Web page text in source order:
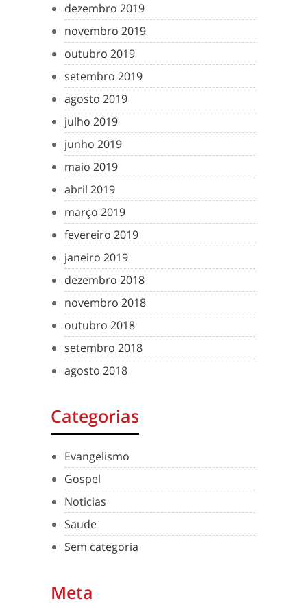
dezembro 2019
novembro 2019
outubro 2019
setembro 2019
agosto 2019
julho 2019
junho 2019
maio 2019
abril 2019
março 2019
fevereiro 2019
janeiro 2019
dezembro 2018
novembro 2018
outubro 2018
setembro 2018
agosto 2018
Categorias
Evangelismo
Gospel
Noticias
Saude
Sem categoria
Meta